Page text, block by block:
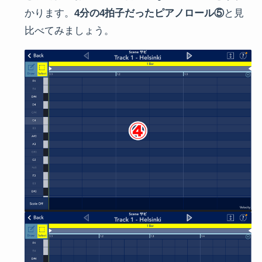
かります。 4分の4拍子だったピアノロール⑤と見
比べてみましょう。